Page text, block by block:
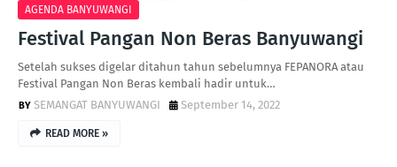
AGENDA BANYUWANGI
Festival Pangan Non Beras Banyuwangi
Setelah sukses digelar ditahun tahun sebelumnya FEPANORA atau
Festival Pangan Non Beras kembali hadir untuk…
SEMANGAT BANYUWANGI
September 14, 2022
READ MORE »